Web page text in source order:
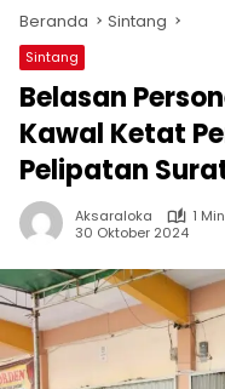
Beranda Sintang
Sintang
Belasan
Kawal Ketat
Pelipatan
Aksaraloka
1
30 Oktober 2024